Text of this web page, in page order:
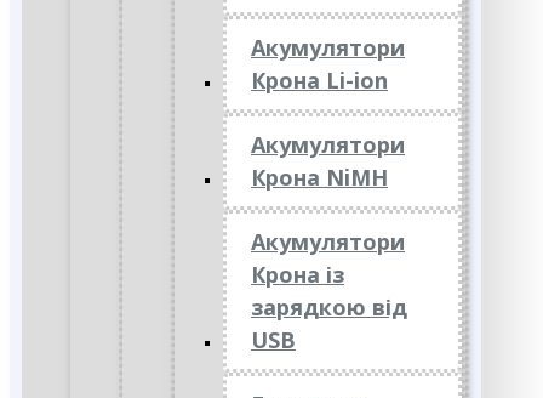
Акумулятори
Крона Li-ion
Акумулятори
Крона NiMH
Акумулятори
Крона із
зарядкою від
USB